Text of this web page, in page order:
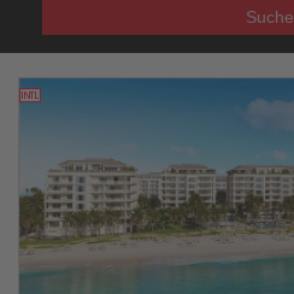
Suche